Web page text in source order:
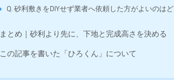
Q. 砂利敷きをDIYせず業者へ依頼した方がよいのは
まとめ｜砂利より先に、下地と完成高さを決める
この記事を書いた「ひろくん」について